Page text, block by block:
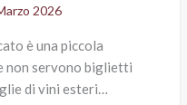
2026
è una piccola
non servono biglietti
di vini esteri…